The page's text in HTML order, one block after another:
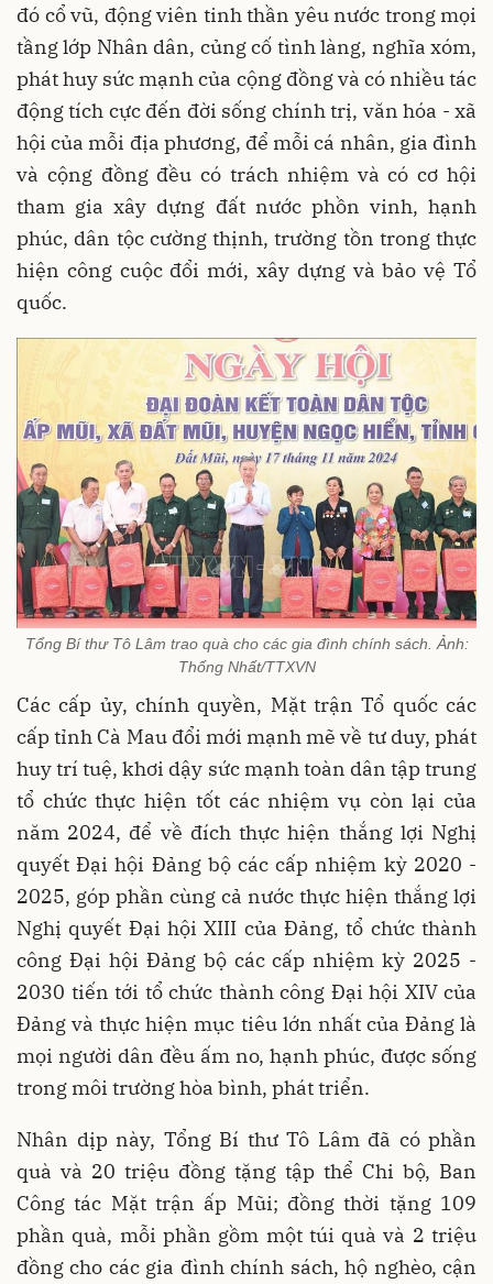
đó cổ vũ, động viên tinh thần yêu nước trong mọi
tầng lớp Nhân dân, củng cố tình làng, nghĩa xóm,
phát huy sức mạnh của cộng đồng và có nhiều tác
động tích cực đến đời sống chính trị, văn hóa - xã
hội của mỗi địa phương, để mỗi cá nhân, gia đình
và cộng đồng đều có trách nhiệm và có cơ hội
tham gia xây dựng đất nước phồn vinh, hạnh
phúc, dân tộc cường thịnh, trường tồn trong thực
hiện công cuộc đổi mới, xây dựng và bảo vệ Tổ
quốc.
Tổng Bí thư Tô Lâm trao quà cho các gia đình chính sách. Ảnh:
Thống Nhất/TTXVN
Các cấp ủy, chính quyền, Mặt trận Tổ quốc các
cấp tỉnh Cà Mau đổi mới mạnh mẽ về tư duy, phát
huy trí tuệ, khơi dậy sức mạnh toàn dân tập trung
tổ chức thực hiện tốt các nhiệm vụ còn lại của
năm 2024, để về đích thực hiện thắng lợi Nghị
quyết Đại hội Đảng bộ các cấp nhiệm kỳ 2020 -
2025, góp phần cùng cả nước thực hiện thắng lợi
Nghị quyết Đại hội XIII của Đảng, tổ chức thành
công Đại hội Đảng bộ các cấp nhiệm kỳ 2025 -
2030 tiến tới tổ chức thành công Đại hội XIV của
Đảng và thực hiện mục tiêu lớn nhất của Đảng là
mọi người dân đều ấm no, hạnh phúc, được sống
trong môi trường hòa bình, phát triển.
Nhân dịp này, Tổng Bí thư Tô Lâm đã có phần
quà và 20 triệu đồng tặng tập thể Chi bộ, Ban
Công tác Mặt trận ấp Mũi; đồng thời tặng 109
phần quà, mỗi phần gồm một túi quà và 2 triệu
đồng cho các gia đình chính sách, hộ nghèo, cận